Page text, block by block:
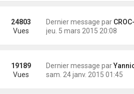
Dernier message par CROC-
jeu. 5 mars 2015 20:08
24803
Vues
Dernier message parYannick
sam. 24 janv. 2015 01:45
19189
Vues